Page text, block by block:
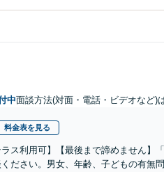
中面談方法(対面・電話・ビデオなど)
料金表を見る
ラス利用可】【最後まで諦めません
ださい。男女、年齢、子どもの有無